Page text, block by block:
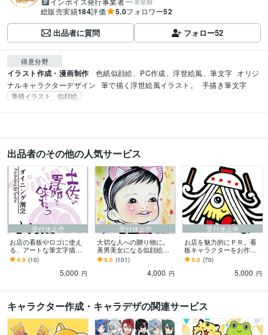
未登録
総販売実績184評価 5.0フォロワー52
出品者に質問 フォロー52
得意分野
イラスト作成・漫画制作 色紙似顔絵、PC作成、浮世絵風、筆文字 オリジ
ナルキャラクターデザイン 筆で描く浮世絵風イラスト。 手描き筆文字
筆描イラスト 似顔絵
出品者のその他の人気サービス
受付休止中
お店の看板やロゴに使え
る、アートな筆文字描き
ます 素敵な文字でお客様
を引き付けるオリジナル
ロゴを作りませんか？
4.9 (10)
5,000 円
受付休止中
大切な人への贈り物に。
美男美女になる似顔絵描
きます 記念品やプレゼン
ト選びに。喜ばれる似顔
絵色紙はいかがですか？
5.0 (101)
4,000 円
受付休止中
お店を魅力的にＰＲ。看
板キャラクターをお作り
します あなたのビジネス
を楽しくＰＲしてくれる
キャラクター作ります。
5.0 (70)
5,000 円
キャラクター作成・キャラデザの関連サービス